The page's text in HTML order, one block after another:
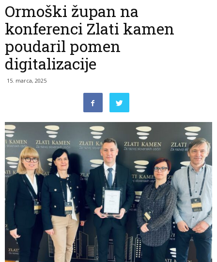
Ormoški župan na
konferenci Zlati kamen
poudaril pomen
digitalizacije
15. marca, 2025